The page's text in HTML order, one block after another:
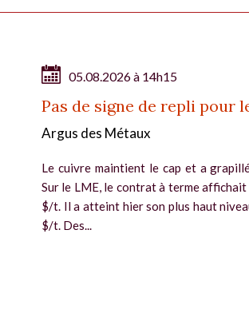
05.08.2026 à 14h15
Pas de signe de repli pour
Argus des Métaux
Le cuivre maintient le cap et a
Sur le LME, le contrat à terme
$/t. Il a atteint hier son plus haut
$/t. Des...